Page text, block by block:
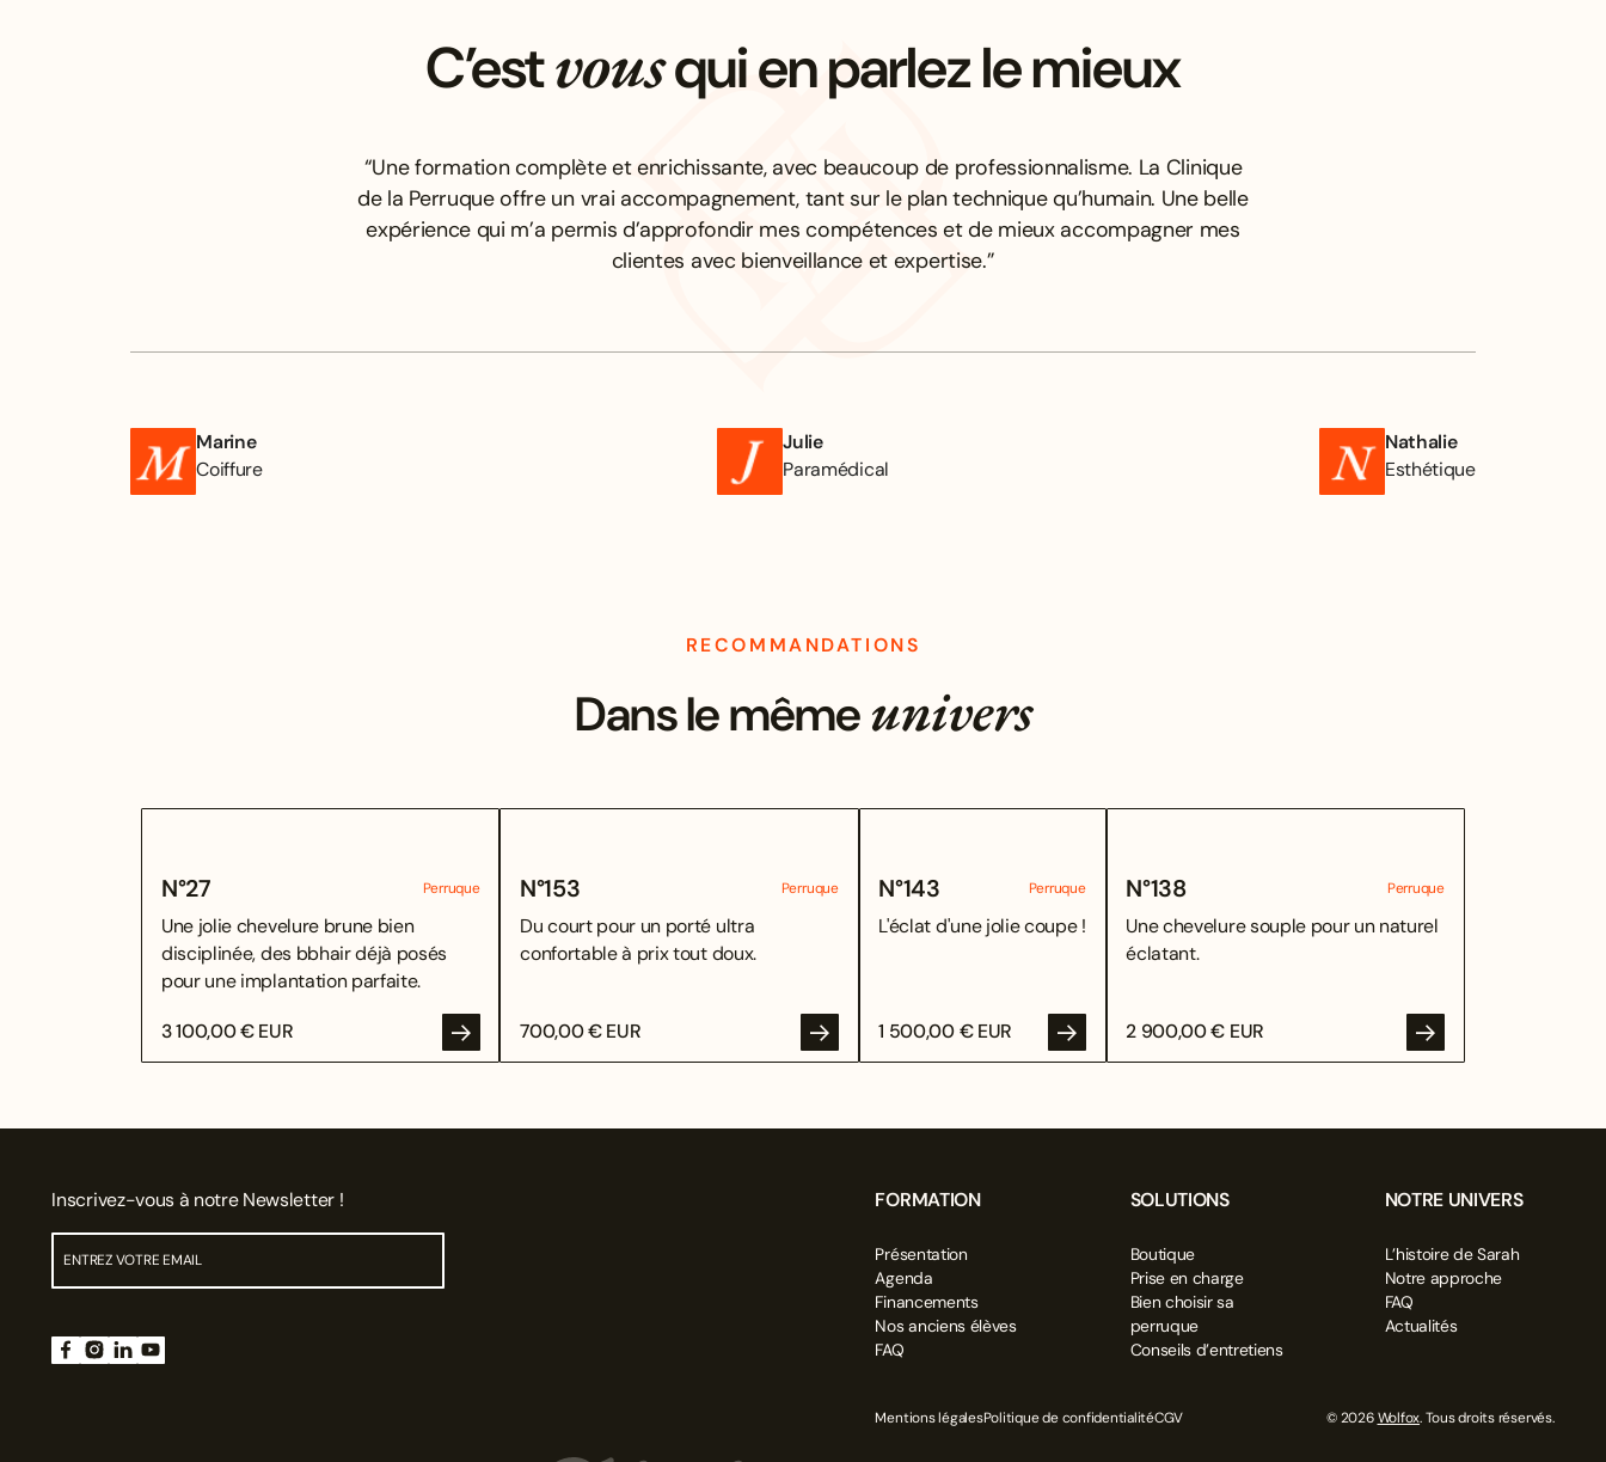
C’estvousqui en parlez le mieux
Marine
Coiffure
Julie
Paramédical
Nathalie
Esthétique
“Une formation complète et enrichissante, avec beaucoup de professionnalisme. La Clinique
de la Perruque offre un vrai accompagnement, tant sur le plan technique qu’humain. Une belle
expérience qui m’a permis d’approfondir mes compétences et de mieux accompagner mes
clientes avec bienveillance et expertise.”
RECOMMANDATIONS
Dans le mêmeunivers
N°27 Perruque
Une jolie chevelure brune bien
disciplinée, des bbhair déjà posés
pour une implantation parfaite.
3 100,00 € EUR
N°153 Perruque
Du court pour un porté ultra
confortable à prix tout doux.
700,00 € EUR
N°143 Perruque
L'éclat d'une jolie coupe !
1 500,00 € EUR
N°138 Perruque
Une chevelure souple pour un naturel
éclatant.
2 900,00 € EUR
Inscrivez-vous à notre Newsletter ! FORMATION
Présentation
Agenda
Financements
Nos anciens élèves
FAQ
SOLUTIONS
Boutique
Prise en charge
Bien choisir sa
perruque
Conseils d’entretiens
NOTRE UNIVERS
L’histoire de Sarah
Notre approche
FAQ
Actualités
Mentions légalesPolitique de confidentialitéCGV © 2026Wolfox. Tous droits réservés.